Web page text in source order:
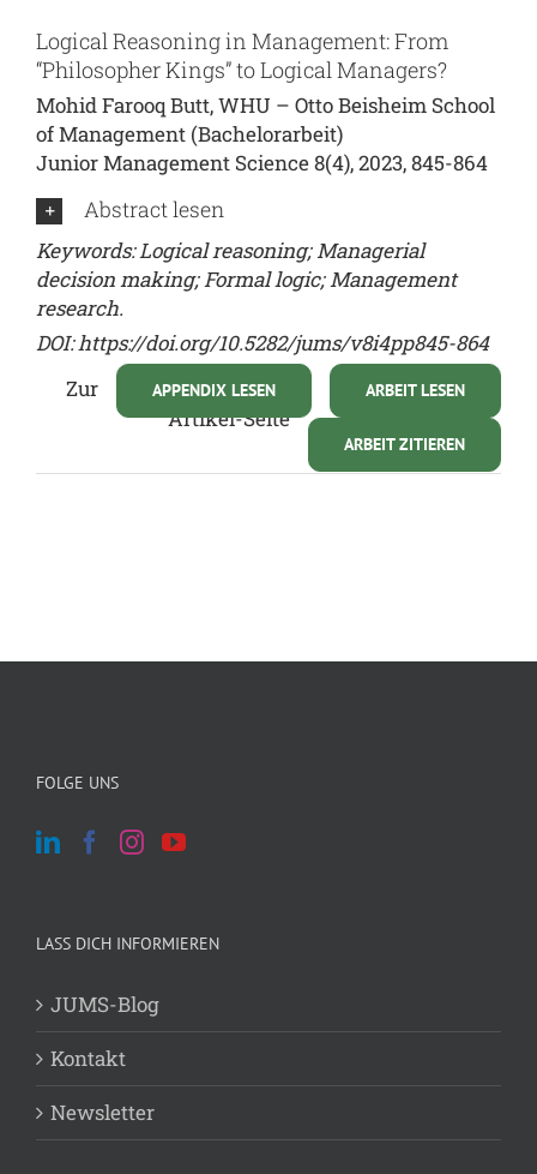
Logical Reasoning in Management: From
“Philosopher Kings” to Logical Managers?
Mohid Farooq Butt, WHU – Otto Beisheim School
of Management (Bachelorarbeit)
Junior Management Science 8(4), 2023, 845-864
Abstract lesen
Keywords: Logical reasoning; Managerial
decision making; Formal logic; Management
research.
DOI:https://doi.org/10.5282/jums/v8i4pp845-864
ARBEIT LESEN
APPENDIX LESEN
ARBEIT ZITIEREN
Zur
Artikel-Seite
FOLGE UNS
LASS DICH INFORMIEREN
JUMS-Blog
Kontakt
Newsletter